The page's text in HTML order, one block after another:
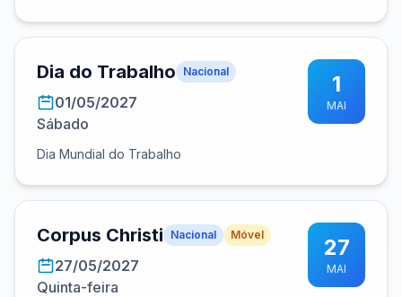
Dia do Trabalho Nacional
01/05/2027
Sábado
Dia Mundial do Trabalho
1
MAI
Corpus Christi Nacional Móvel
27/05/2027
Quinta-feira
27
MAI